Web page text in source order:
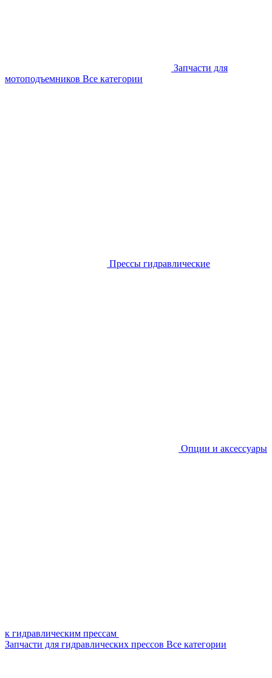
Запчасти для
мотоподъемников Все категории
Прессы гидравлические
Опции и аксессуары
к гидравлическим прессам
Запчасти для гидравлических прессов Все категории